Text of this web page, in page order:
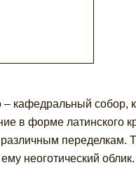
кафедральный собор,
в форме латинского
переделкам.
неоготический облик.